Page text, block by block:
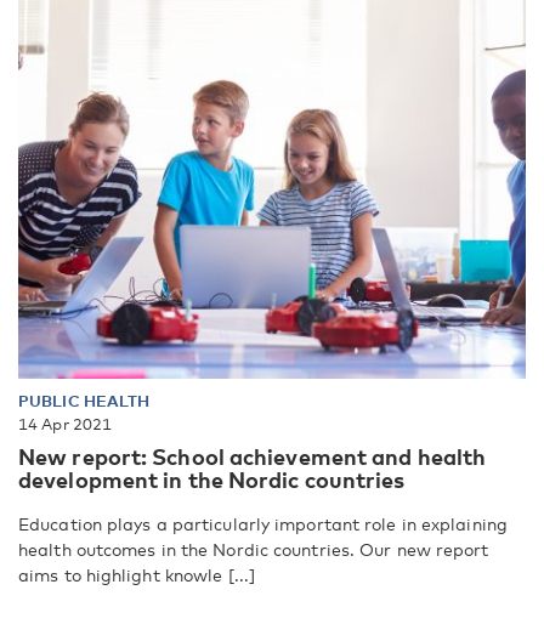
PUBLIC HEALTH
14 Apr 2021
New report: School achievement and health
development in the Nordic countries
Education plays a particularly important role in explaining
health outcomes in the Nordic countries. Our new report
aims to highlight knowle [...]